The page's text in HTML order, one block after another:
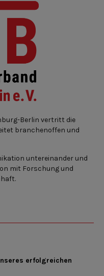
Berlin vertritt die
branchenoffen und
untereinander und
mit Forschung und
erfolgreichen